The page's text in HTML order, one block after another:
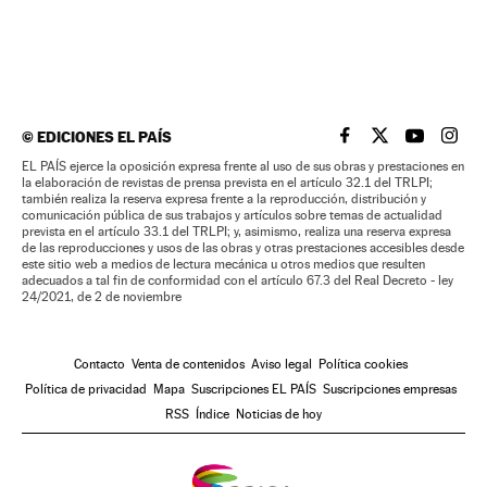
©EDICIONES EL PAÍS EL PAÍS BRASIL EN
EL PAÍSEL PAÍS
EL
EL PAÍS ejerce la oposición expresa frente al uso de sus obras y prestaciones en
la elaboración de revistas de prensa prevista en el artículo 32.1 del TRLPI;
también realiza la reserva expresa frente a la reproducción, distribución y
comunicación pública de sus trabajos y artículos sobre temas de actualidad
prevista en el artículo 33.1 del TRLPI; y, asimismo, realiza una reserva expresa
de las reproducciones y usos de las obras y otras prestaciones accesibles desde
este sitio web a medios de lectura mecánica u otros medios que resulten
adecuados a tal fin de conformidad con el artículo 67.3 del Real Decreto - ley
24/2021, de 2 de noviembre
Contacto Venta de contenidos Aviso legal Política cookies
Política de privacidad Mapa Suscripciones EL PAÍS Suscripciones empresas
RSS Índice Noticias de hoy